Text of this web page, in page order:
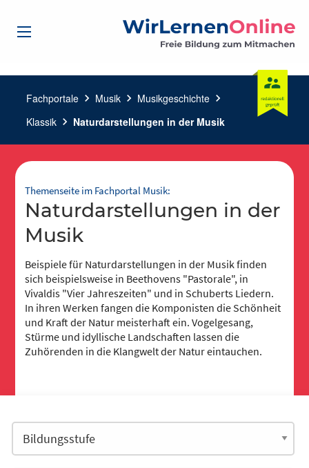
Fachportale chevron_right Musik chevron_right Musikgeschichte chevron_right
Klassik chevron_right Naturdarstellungen in der Musik
Themenseite im Fachportal Musik:
Naturdarstellungen in der
Musik
Beispiele für Naturdarstellungen in der Musik finden
sich beispielsweise in Beethovens "Pastorale", in
Vivaldis "Vier Jahreszeiten" und in Schuberts Liedern.
In ihren Werken fangen die Komponisten die Schönheit
und Kraft der Natur meisterhaft ein. Vogelgesang,
Stürme und idyllische Landschaften lassen die
Zuhörenden in die Klangwelt der Natur eintauchen.